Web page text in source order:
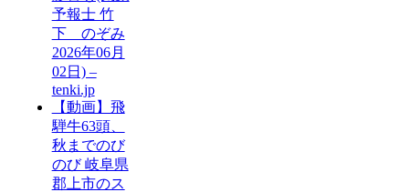
予報士 竹
下 のぞみ
2026年06月
02日) –
tenki.jp
【動画】飛
騨牛63頭、
秋までのび
のび 岐阜県
郡上市のス